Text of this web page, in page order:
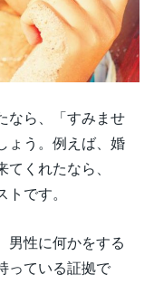
なら、「すみませ
ょう。例えば、婚
くれたなら、
トです。
男性に何かをする
っている証拠で